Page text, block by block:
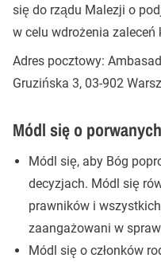
się do rządu Malezji o
w celu wdrożenia zaleceń
Adres pocztowy:
Gruzińska 3, 03-902
Módl się o
Módl się, aby Bóg
decyzjach. Módl się
prawników i
zaangażowani w
Módl się o członków